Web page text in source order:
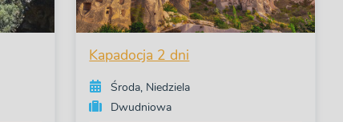
Kapadocja 2 dni
Środa, Niedziela
Dwudniowa